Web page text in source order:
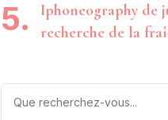
Iphoneography de
recherche de la
Vous